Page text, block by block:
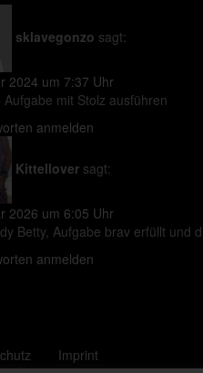
sklavegonzo sagt:
2024 um 7:37 Uhr
mit Stolz ausführen
anmelden
Kittellover sagt:
2026 um 6:05 Uhr
Betty, Aufgabe brav erfüllt und
anmelden
Imprint